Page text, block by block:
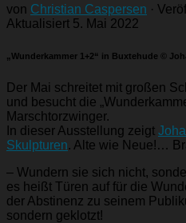
von Christian Caspersen ·
Aktualisiert 5. Mai 2022
„Wunderkammer 1+2“ in Buxtehude ©
Der Mai schreitet mit großen
und besucht die
Marschtorzwinger.
In dieser Ausstellung zeigt
Skulpturen. Alte wie Neue!…
– Wundern sie sich nicht,
es heißt Türen auf für die
der Abstinenz zu seinem
sondern geklotzt!